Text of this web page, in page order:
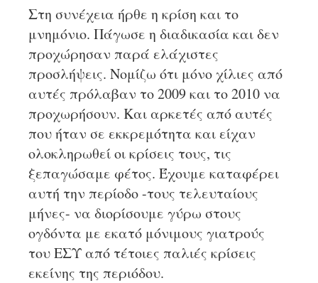
Στη συνέχεια ήρθε η κρίση και το
μνημόνιο. Πάγωσε η διαδικασία και δεν
προχώρησαν παρά ελάχιστες
προσλήψεις. Νομίζω ότι μόνο χίλιες από
αυτές πρόλαβαν το 2009 και το 2010 να
προχωρήσουν. Και αρκετές από αυτές
που ήταν σε εκκρεμότητα και είχαν
ολοκληρωθεί οι κρίσεις τους, τις
ξεπαγώσαμε φέτος. Έχουμε καταφέρει
αυτή την περίοδο -τους τελευταίους
μήνες- να διορίσουμε γύρω στους
ογδόντα με εκατό μόνιμους γιατρούς
του ΕΣΥ από τέτοιες παλιές κρίσεις
εκείνης της περιόδου.